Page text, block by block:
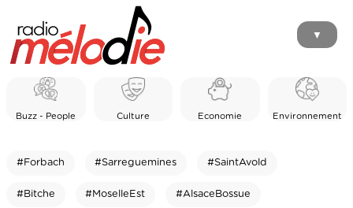
▼
Buzz - People Culture Economie Environnement
#Forbach #Sarreguemines #SaintAvold
#Bitche #MoselleEst #AlsaceBossue